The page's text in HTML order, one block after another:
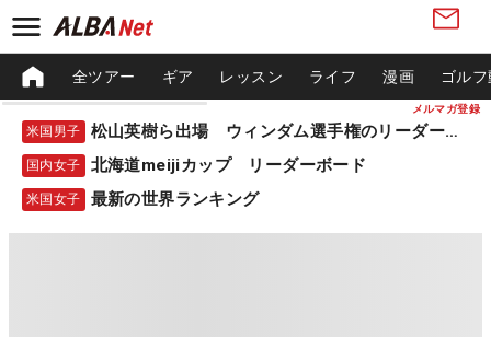
メルマガ登録
全ツアー ギア レッスン ライフ 漫画 ゴル
米国男子 松山英樹ら出場 ウィンダム選手権のリーダーボード
国内女子 北海道meijiカップ リーダーボード
米国女子 最新の世界ランキング